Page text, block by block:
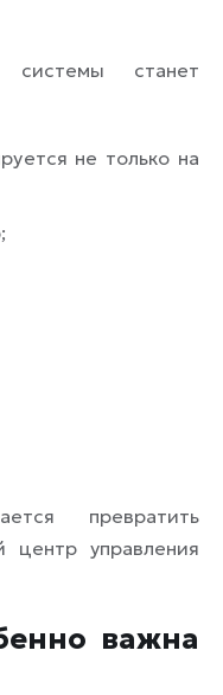
системы станет
не только на
превратить
центр управления
важна